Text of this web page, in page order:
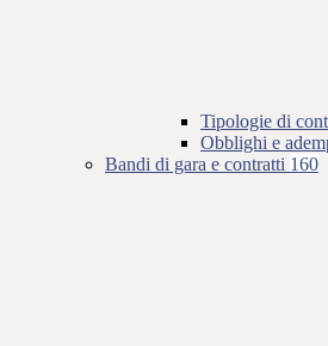
Tipologie di
Obblighi e
Bandi di gara e contratti 160